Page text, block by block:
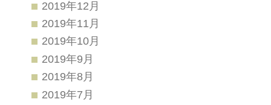
2019年12月
2019年11月
2019年10月
2019年9月
2019年8月
2019年7月